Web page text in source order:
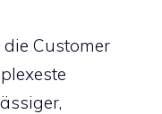
Customer